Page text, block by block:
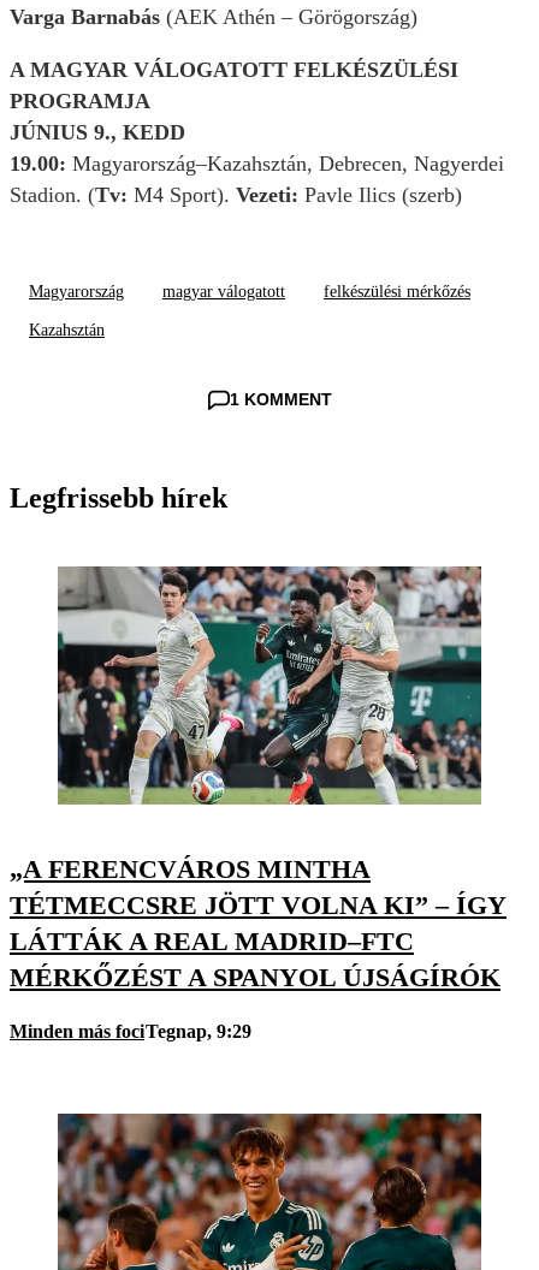
Varga Barnabás (AEK Athén – Görögország)
A MAGYAR VÁLOGATOTT FELKÉSZÜLÉSI
PROGRAMJA
JÚNIUS 9., KEDD
19.00: Magyarország–Kazahsztán, Debrecen, Nagyerdei
Stadion. (Tv: M4 Sport). Vezeti: Pavle Ilics (szerb)
Magyarország magyar válogatott felkészülési mérkőzés
Kazahsztán
1 KOMMENT
Legfrissebb hírek
„A FERENCVÁROS MINTHA
TÉTMECCSRE JÖTT VOLNA KI” – ÍGY
LÁTTÁK A REAL MADRID–FTC
MÉRKŐZÉST A SPANYOL ÚJSÁGÍRÓK
Minden más fociTegnap, 9:29